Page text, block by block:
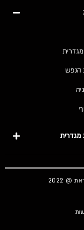
הנפש
מגדרית
2022